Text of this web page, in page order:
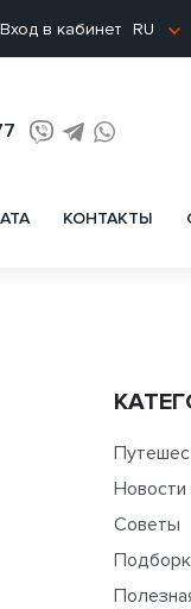
Вход в кабинет RU
КОНТАКТЫ
Новости
Советы